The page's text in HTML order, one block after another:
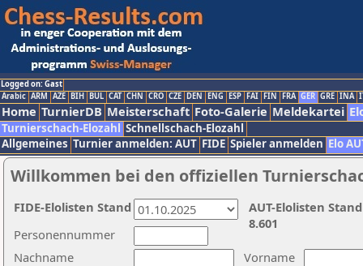
Logged on: Gast
Arabic ARM AZE BIH BUL CAT CHN CRO CZE DEN ENG ESP FAI FIN FRA GER GRE INA
Home TurnierDB Meisterschaft Foto-Galerie Meldekartei
Turnierschach-Elozahl Schnellschach-Elozahl
Allgemeines Turnier anmelden: AUT FIDE Spieler anmelden Elo
Willkommen bei den offiziellen
Nachname
Vorname
Personennummer
AUT-Elolisten
8.601
FIDE-Elolisten Stand